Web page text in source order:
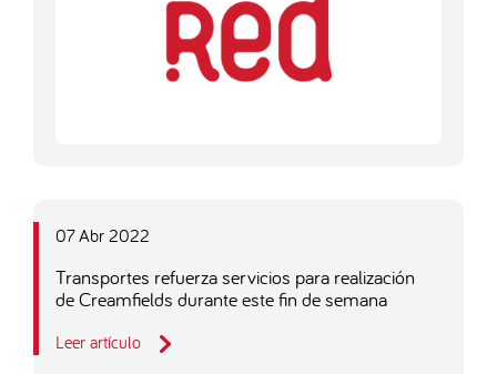
07 Abr 2022
Transportes refuerza servicios para realización
de Creamfields durante este fin de semana
Leer artículo